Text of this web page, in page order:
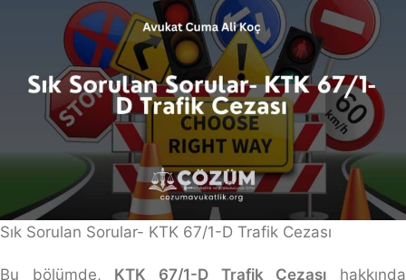
Sık Sorulan Sorular- KTK 67/1-D Trafik Cezası
Bu bölümde, KTK 67/1-D Trafik Cezası hakkında